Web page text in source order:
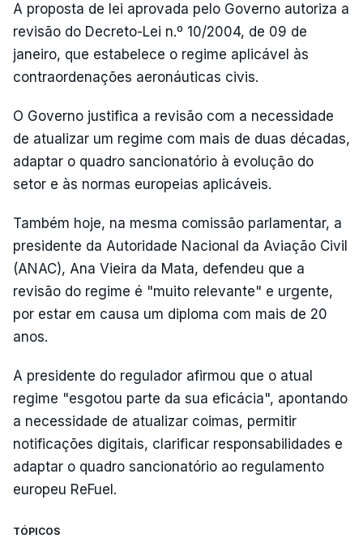
A proposta de lei aprovada pelo Governo autoriza a
revisão do Decreto-Lei n.º 10/2004, de 09 de
janeiro, que estabelece o regime aplicável às
contraordenações aeronáuticas civis.
O Governo justifica a revisão com a necessidade
de atualizar um regime com mais de duas décadas,
adaptar o quadro sancionatório à evolução do
setor e às normas europeias aplicáveis.
Também hoje, na mesma comissão parlamentar, a
presidente da Autoridade Nacional da Aviação Civil
(ANAC), Ana Vieira da Mata, defendeu que a
revisão do regime é "muito relevante" e urgente,
por estar em causa um diploma com mais de 20
anos.
A presidente do regulador afirmou que o atual
regime "esgotou parte da sua eficácia", apontando
a necessidade de atualizar coimas, permitir
notificações digitais, clarificar responsabilidades e
adaptar o quadro sancionatório ao regulamento
europeu ReFuel.
TÓPICOS